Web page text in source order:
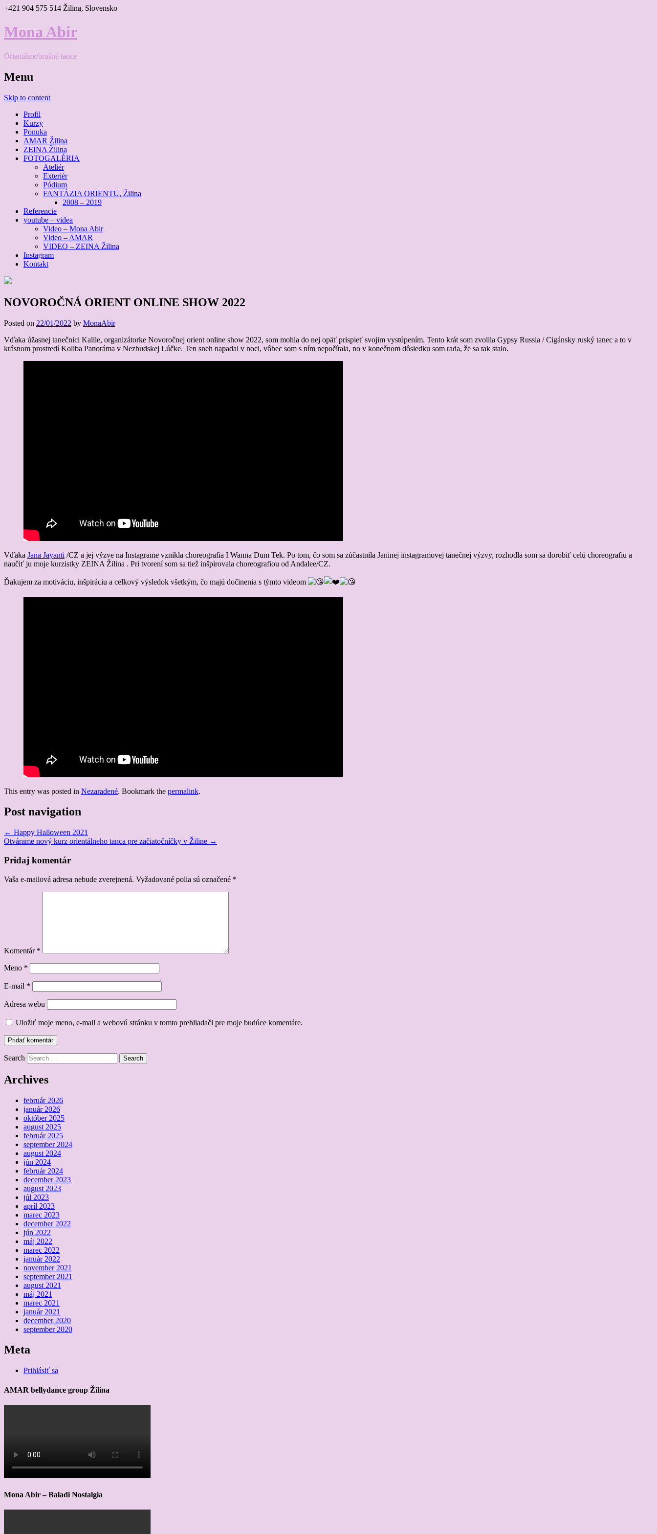
+421 904 575 514 Žilina, Slovensko
Mona Abir
Orientálne/brušné tance
Menu
Skip to content
Profil
Kurzy
Ponuka
AMAR Žilina
ZEINA Žilina
FOTOGALÉRIA
Ateliér
Exteriér
Pódium
FANTÁZIA ORIENTU, Žilina
2008 – 2019
Referencie
youtube – videa
Video – Mona Abir
Video – AMAR
VIDEO – ZEINA Žilina
Instagram
Kontakt
NOVOROČNÁ ORIENT ONLINE SHOW 2022
Posted on 22/01/2022 by MonaAbir
Vďaka úžasnej tanečnici Kalile, organizátorke Novoročnej orient online show 2022, som mohla do nej opäť prispieť svojim vystúpením. Tento krát som zvolila Gypsy Russia / Cigánsky ruský tanec a to v
krásnom prostredí Koliba Panoráma v Nezbudskej Lúčke. Ten sneh napadal v noci, vôbec som s ním nepočítala, no v konečnom dôsledku som rada, že sa tak stalo.
Vďaka Jana Jayanti /CZ a jej výzve na Instagrame vznikla choreografia I Wanna Dum Tek. Po tom, čo som sa zúčastnila Janinej instagramovej tanečnej výzvy, rozhodla som sa dorobiť celú choreografiu a
naučiť ju moje kurzistky ZEINA Žilina . Pri tvorení som sa tiež inšpirovala choreografiou od Andalee/CZ.
Ďakujem za motiváciu, inšpiráciu a celkový výsledok všetkým, čo majú dočinenia s týmto videom
This entry was posted in Nezaradené. Bookmark the permalink.
Post navigation
← Happy Halloween 2021
Otvárame nový kurz orientálneho tanca pre začiatočníčky v Žiline →
Pridaj komentár
Vaša e-mailová adresa nebude zverejnená. Vyžadované polia sú označené *
Komentár *
Meno *
E-mail *
Adresa webu
Uložiť moje meno, e-mail a webovú stránku v tomto prehliadači pre moje budúce komentáre.
Search
Archives
február 2026
január 2026
október 2025
august 2025
február 2025
september 2024
august 2024
jún 2024
február 2024
december 2023
august 2023
júl 2023
apríl 2023
marec 2023
december 2022
jún 2022
máj 2022
marec 2022
január 2022
november 2021
september 2021
august 2021
máj 2021
marec 2021
január 2021
december 2020
september 2020
Meta
Prihlásiť sa
AMAR bellydance group Žilina
Mona Abir – Baladi Nostalgia